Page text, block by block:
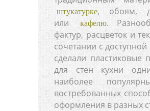
штукатурке, обоям,
или
кафелю.
фактур, расцветок и
сочетании с
сделали пластиковые
для стен кухни
наиболее
востребованных
оформления в разных